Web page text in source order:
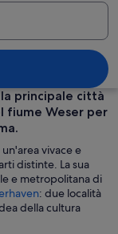
e metallico
principale città
fiume Weser per
vivace e
distinte. La sua
e metropolitana di
A
p
: due località
della cultura